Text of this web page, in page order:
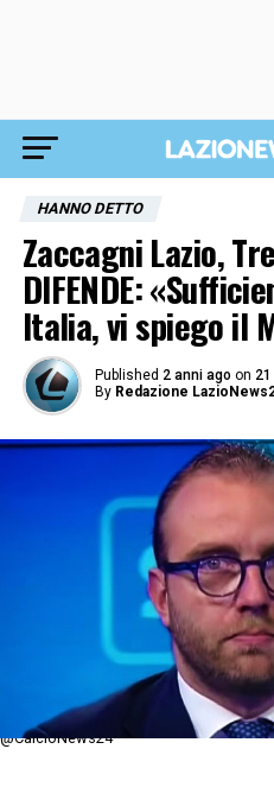
HANNO DETTO
Zaccagni Lazio,
DIFENDE:
Italia, vi spiego il
Published 2 anni ago on
By Redazione
@CalcioNews24